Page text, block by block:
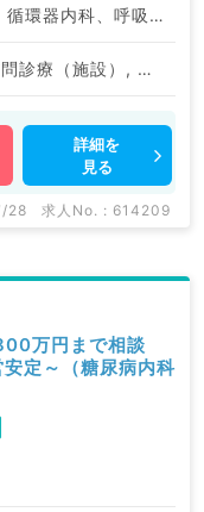
神経内科、一般内科、循環器内科、呼吸器内科、消化器内科、内分泌・代謝内科、腎臓内科、老年内科、血液内科、膠原病科
訪問診療（居宅）, 訪問診療（施設）, 訪問診療（居宅）
詳細を
見る
28 求人No. : 614209
万円まで相談
定～（糖尿病内科